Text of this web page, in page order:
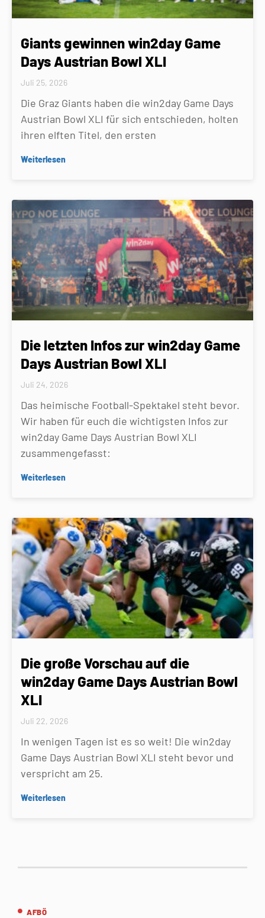
Giants gewinnen win2day Game
Days Austrian Bowl XLI
Juli 25, 2026
Die Graz Giants haben die win2day Game Days
Austrian Bowl XLI für sich entschieden, holten
ihren elften Titel, den ersten
Weiterlesen
Die letzten Infos zur win2day Game
Days Austrian Bowl XLI
Juli 24, 2026
Das heimische Football-Spektakel steht bevor.
Wir haben für euch die wichtigsten Infos zur
win2day Game Days Austrian Bowl XLI
zusammengefasst:
Weiterlesen
Die große Vorschau auf die
win2day Game Days Austrian Bowl
XLI
Juli 22, 2026
In wenigen Tagen ist es so weit! Die win2day
Game Days Austrian Bowl XLI steht bevor und
verspricht am 25.
Weiterlesen
AFBÖ